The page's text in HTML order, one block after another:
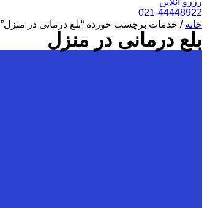
021-44448922
خانه / خدمات برچسب خورده “بلع درمانی در منزل”
بلع درمانی در منزل